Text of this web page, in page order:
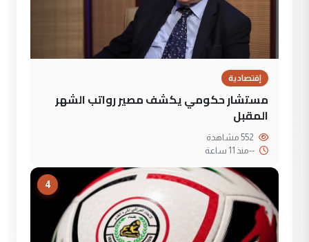
إقتصادية
مستشار حكومي يكشف مصير رواتب الشهر
المقبل
--منذ 11 ساعة
4